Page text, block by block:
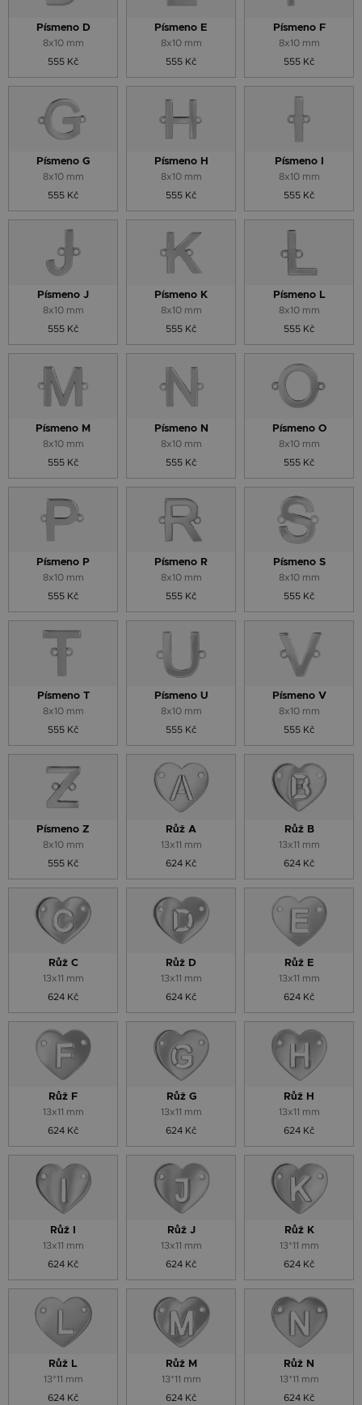
Písmeno D
8x10 mm
555 Kč
Písmeno E
8x10 mm
555 Kč
Písmeno F
8x10 mm
555 Kč
Písmeno G
8x10 mm
555 Kč
Písmeno H
8x10 mm
555 Kč
Písmeno I
8x10 mm
555 Kč
Písmeno J
8x10 mm
555 Kč
Písmeno K
8x10 mm
555 Kč
Písmeno L
8x10 mm
555 Kč
Písmeno M
8x10 mm
555 Kč
Písmeno N
8x10 mm
555 Kč
Písmeno O
8x10 mm
555 Kč
Písmeno P
8x10 mm
555 Kč
Písmeno R
8x10 mm
555 Kč
Písmeno S
8x10 mm
555 Kč
Písmeno T
8x10 mm
555 Kč
Písmeno U
8x10 mm
555 Kč
Písmeno V
8x10 mm
555 Kč
Písmeno Z
8x10 mm
555 Kč
Růž A
13x11 mm
624 Kč
Růž B
13x11 mm
624 Kč
Růž C
13x11 mm
624 Kč
Růž D
13x11 mm
624 Kč
Růž E
13x11 mm
624 Kč
Růž F
13x11 mm
624 Kč
Růž G
13x11 mm
624 Kč
Růž H
13x11 mm
624 Kč
Růž I
13x11 mm
624 Kč
Růž J
13x11 mm
624 Kč
Růž K
13*11 mm
624 Kč
Růž L
13*11 mm
624 Kč
Růž M
13*11 mm
624 Kč
Růž N
13*11 mm
624 Kč